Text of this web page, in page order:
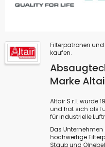
Filterpatronen
kaufen.
Marke
Altair S.r.l. wurde
und hat sich als
für industrielle
Das
hochwertige
Staub und